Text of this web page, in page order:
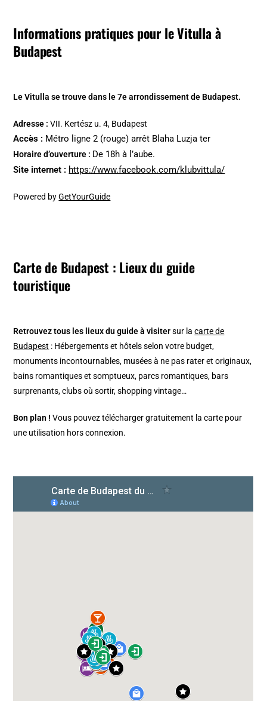
Informations pratiques pour le Vitulla à
Budapest
Le Vitulla se trouve dans le 7e arrondissement de Budapest.
Adresse : VII. Kertész u. 4, Budapest
Accès : Métro ligne 2 (rouge) arrêt Blaha Luzja ter
Horaire d’ouverture : De 18h à l’aube.
Site internet : https://www.facebook.com/klubvittula/
Powered byGetYourGuide
Carte de Budapest : Lieux du guide
touristique
Retrouvez tous les lieux du guide à visitersur lacarte de
Budapest : Hébergements et hôtels selon votre budget,
monuments incontournables, musées à ne pas rater et originaux,
bains romantiques et somptueux, parcs romantiques, bars
surprenants, clubs où sortir, shopping vintage…
Bon plan ! Vous pouvez télécharger gratuitement la carte pour
une utilisation hors connexion.